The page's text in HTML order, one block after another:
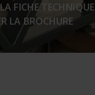
FICHE TECHNIQUE
LA BROCHURE